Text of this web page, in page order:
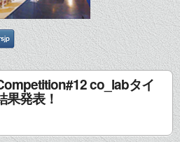
co_labタイ
果発表！